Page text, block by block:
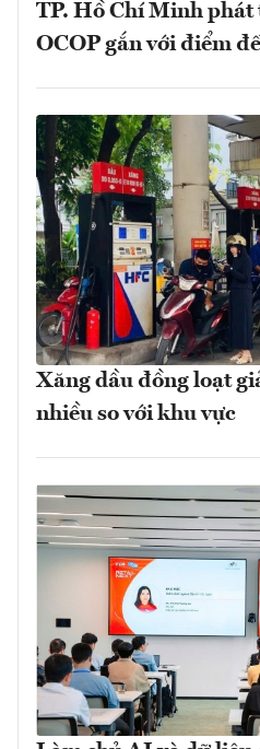
TP. Hồ Chí Minh phát
OCOP gắn với điểm
Xăng dầu đồng loạt
nhiều so với khu vực